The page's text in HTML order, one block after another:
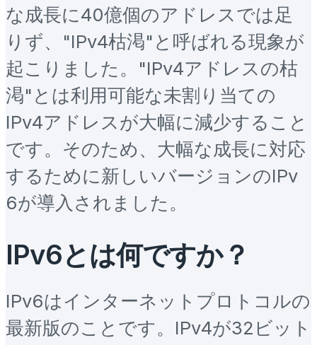
な成長に40億個のアドレスでは足
りず、"IPv4枯渇"と呼ばれる現象が
起こりました。"IPv4アドレスの枯
渇"とは利用可能な未割り当ての
IPv4アドレスが大幅に減少すること
です。そのため、大幅な成長に対応
するために新しいバージョンのIPv
6が導入されました。
IPv6とは何ですか？
IPv6はインターネットプロトコルの
最新版のことです。IPv4が32ビット